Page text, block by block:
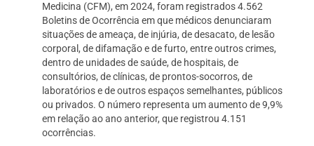
Medicina (CFM), em 2024, foram registrados 4.562
Boletins de Ocorrência em que médicos denunciaram
situações de ameaça, de injúria, de desacato, de lesão
corporal, de difamação e de furto, entre outros crimes,
dentro de unidades de saúde, de hospitais, de
consultórios, de clínicas, de prontos-socorros, de
laboratórios e de outros espaços semelhantes, públicos
ou privados. O número representa um aumento de 9,9%
em relação ao ano anterior, que registrou 4.151
ocorrências.